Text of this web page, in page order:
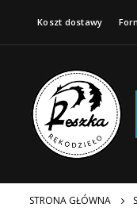
Koszt dostawy
STRONA GŁÓWNA